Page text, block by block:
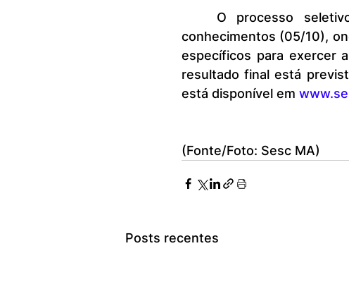
conhecimentos (05/10),
específicos para exercer
resultado final está
está disponível em
(Fonte/Foto: Sesc MA)
Posts recentes